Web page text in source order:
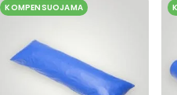
KOMPENSUOJAMA